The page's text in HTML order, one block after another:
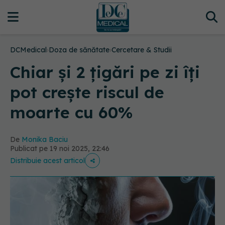
DCMedical›Doza de sănătate›Cercetare & Studii
Chiar și 2 țigări pe zi îți
pot crește riscul de
moarte cu 60%
De Monika Baciu
Publicat pe 19 noi 2025, 22:46
Distribuie acest articol